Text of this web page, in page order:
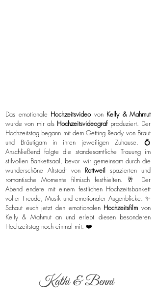
Das emotionale Hochzeitsvideovon Kelly & Mahmut
wurde von mir als Hochzeitsvideograf produziert. Der
Hochzeitstag begann mit dem Getting Ready von Braut
und Bräutigam in ihren jeweiligen Zuhause. 💍
Anschließend folgte die standesamtliche Trauung im
stilvollen Bankettsaal, bevor wir gemeinsam durch die
wunderschöne Altstadt von Rottweil spazierten und
romantische Momente filmisch festhielten. 🥂 Der
Abend endete mit einem festlichen Hochzeitsbankett
voller Freude, Musik und emotionaler Augenblicke. ✨
Schaut euch jetzt den emotionalen Hochzeitsfilmvon
Kelly & Mahmut an und erlebt diesen besonderen
Hochzeitstag noch einmal mit. ❤️
Kathi & Benni